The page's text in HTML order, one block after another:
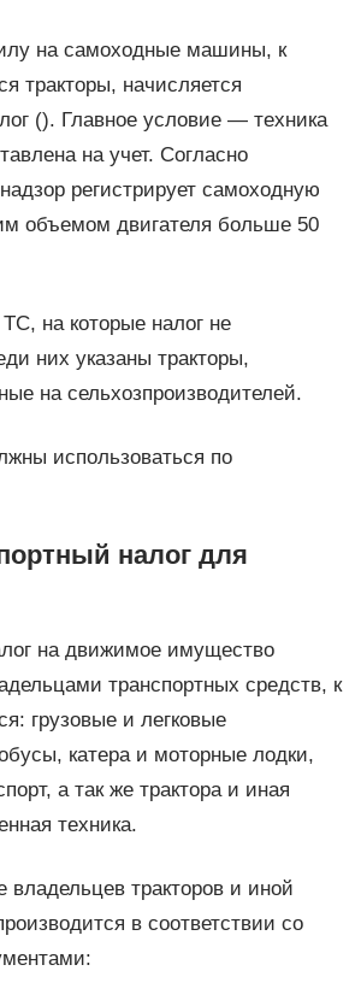
на самоходные машины, к
тракторы, начисляется
(). Главное условие — техника
на учет. Согласно
регистрирует самоходную
объемом двигателя больше 50
на которые налог не
них указаны тракторы,
на сельхозпроизводителей.
использоваться по
налог для
на движимое имущество
транспортных средств, к
грузовые и легковые
катера и моторные лодки,
а так же трактора и иная
техника.
владельцев тракторов и иной
в соответствии со